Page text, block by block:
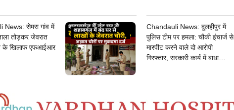
News: सेमरा गांव में
तोड़कर जेवरात
के खिलाफ एफआईआर
Chandauli News: दुलहीपुर में
पुलिस टीम पर हमला: चौकी इंचार्ज से
मारपीट करने वाले दो आरोपी
गिरफ्तार, सरकारी कार्य में बाधा